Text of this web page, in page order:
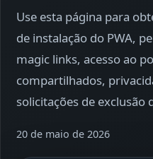
Use esta página para
de instalação do PWA,
magic links, acesso ao
compartilhados,
solicitações de exclusão
20 de maio de 2026